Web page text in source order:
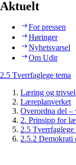
Aktuelt
For pressen
Høringer
Nyhetsvarsel
Om Udir
2.5 Tverrfaglege tema
Læring og trivsel
Læreplanverket
Overordna del
2. Prinsipp for
2.5 Tverrfaglege
2.5.2 Demokrati